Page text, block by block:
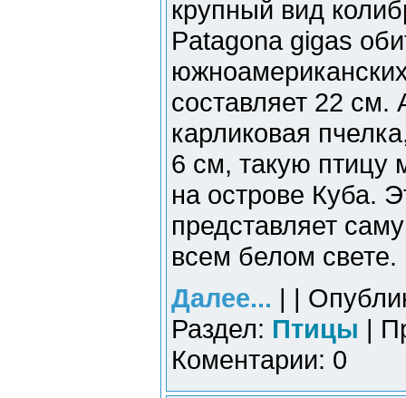
крупный вид
Patagona gigas
составляет 22
карликовая
6 см, такую птицу
на острове Куба.
представляет
всем белом свете.
Далее... | |
Раздел: Птицы |
Коментарии: 0